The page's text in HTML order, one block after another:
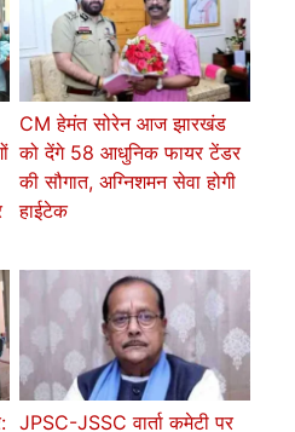
CM हेमंत सोरेन आज झारखंड
को देंगे 58 आधुनिक फायर टेंडर
की सौगात, अग्निशमन सेवा होगी
हाईटेक
JPSC-JSSC वार्ता कमेटी पर